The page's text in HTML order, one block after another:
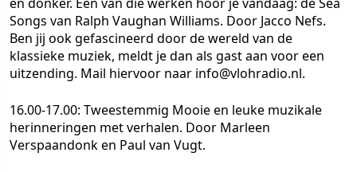
Songs van Ralph Vaughan Williams. Door Jacco Nefs.
Ben jij ook gefascineerd door de wereld van de
klassieke muziek, meldt je dan als gast aan voor een
uitzending. Mail hiervoor naar info@vlohradio.nl.
16.00-17.00: Tweestemmig Mooie en leuke muzikale
herinneringen met verhalen. Door Marleen
Verspaandonk en Paul van Vugt.